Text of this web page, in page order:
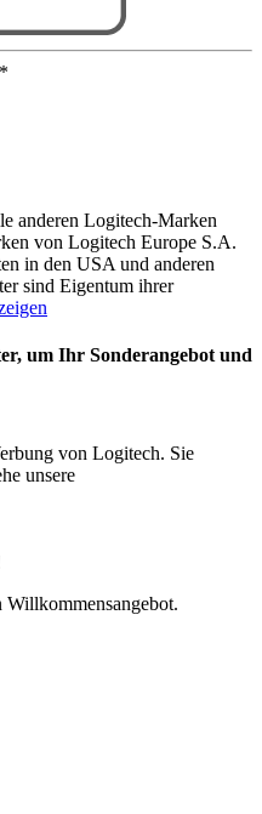
*
anderen Logitech-Marken
von Logitech Europe S.A.
in den USA und anderen
sind Eigentum ihrer
um Ihr Sonderangebot und
von Logitech. Sie
unsere